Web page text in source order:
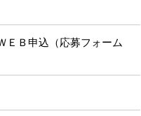
ＥＢ申込（応募フォーム